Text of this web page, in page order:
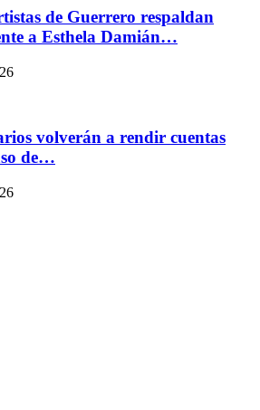
de Guerrero respaldan
a Esthela Damián…
volverán a rendir cuentas
de…